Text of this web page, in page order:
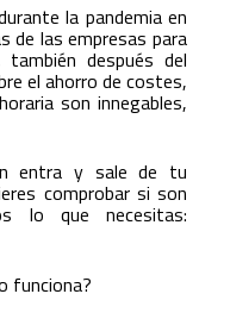
la pandemia en
de las empresas para
después del
el ahorro de costes,
son innegables,
entra y sale de tu
comprobar si son
lo que necesitas:
funciona?